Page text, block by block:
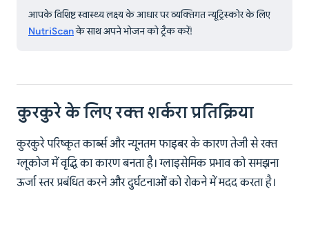
आपके विशिष्ट स्वास्थ्य लक्ष्य के आधार पर व्यक्तिगत न्यूट्रिस्कोर के लिए
NutriScanके साथ अपने भोजन को ट्रैक करें!
कुरकुरे के लिए रक्त शर्करा प्रतिक्रिया
कुरकुरे परिष्कृत कार्ब्स और न्यूनतम फाइबर के कारण तेजी से रक्त
ग्लूकोज में वृद्धि का कारण बनता है। ग्लाइसेमिक प्रभाव को समझना
ऊर्जा स्तर प्रबंधित करने और दुर्घटनाओं को रोकने में मदद करता है।